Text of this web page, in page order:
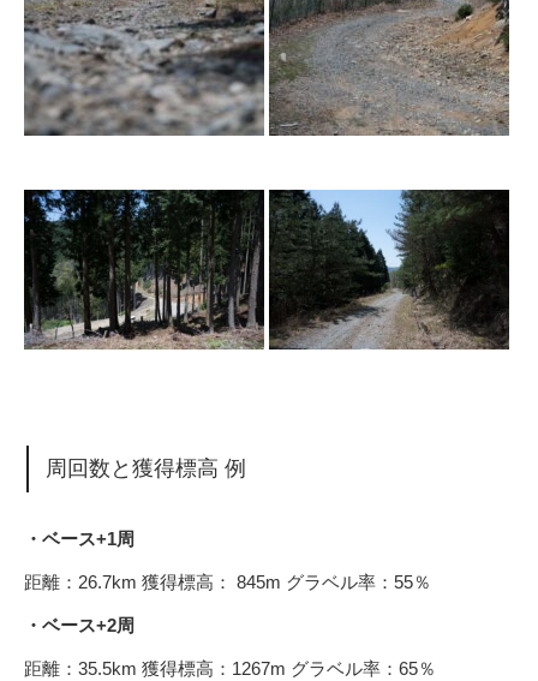
周回数と獲得標高 例
・ベース+1周
距離：26.7km 獲得標高： 845m グラベル率：55％
・ベース+2周
距離：35.5km 獲得標高：1267m グラベル率：65％